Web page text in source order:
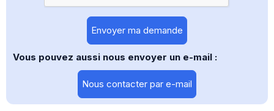
Envoyer ma demande
Vous pouvez aussi nous envoyer un e-mail :
Nous contacter par e-mail